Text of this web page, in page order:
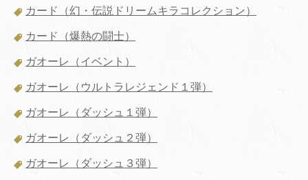
カード（幻・伝説ドリームキラコレクション）
カード（爆熱の闘士）
ガオーレ（イベント）
ガオーレ（ウルトラレジェンド１弾）
ガオーレ（ダッシュ１弾）
ガオーレ（ダッシュ２弾）
ガオーレ（ダッシュ３弾）